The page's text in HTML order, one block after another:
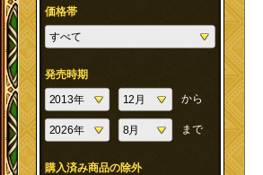
価格帯
発売時期
から
まで
購入済み商品の除外